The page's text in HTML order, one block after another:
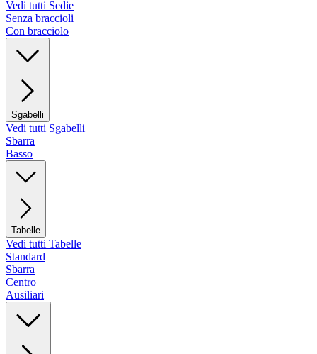
Vedi tutti Sedie
Senza braccioli
Con bracciolo
Sgabelli
Vedi tutti Sgabelli
Sbarra
Basso
Tabelle
Vedi tutti Tabelle
Standard
Sbarra
Centro
Ausiliari